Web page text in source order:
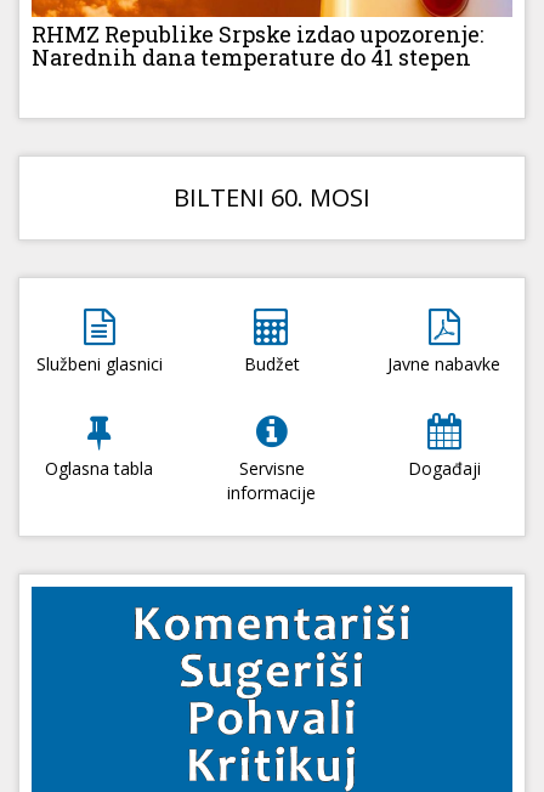
RHMZ Republike Srpske izdao upozorenje:
Narednih dana temperature do 41 stepen
BILTENI 60. MOSI
Službeni glasnici Budžet Javne nabavke
Oglasna tabla
Servisne
informacije
Događaji